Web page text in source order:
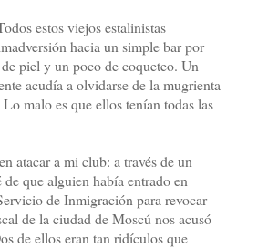
estos viejos estalinistas
hacia un simple bar por
piel y un poco de coqueteo. Un
acudía a olvidarse de la mugrienta
malo es que ellos tenían todas las
atacar a mi club: a través de un
de que alguien había entrado en
de Inmigración para revocar
de la ciudad de Moscú nos acusó
de ellos eran tan ridículos que